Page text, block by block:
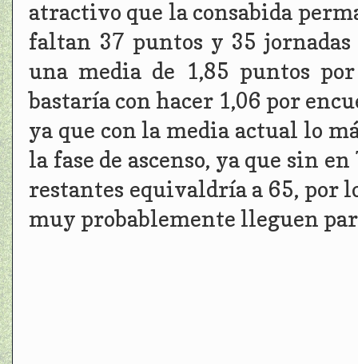
atractivo que la consabida
faltan 37 puntos y 35
una media de 1,85 puntos
bastaría con hacer 1,06 por
ya que con la media actual lo
la fase de ascenso, ya que sin
restantes equivaldría a 65, por
muy probablemente lleguen